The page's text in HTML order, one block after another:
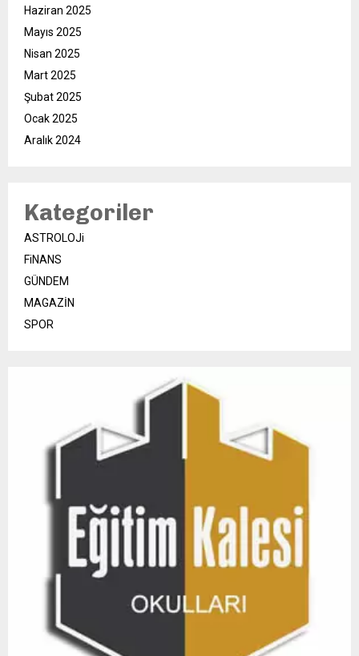
Haziran 2025
Mayıs 2025
Nisan 2025
Mart 2025
Şubat 2025
Ocak 2025
Aralık 2024
Kategoriler
ASTROLOJi
FiNANS
GÜNDEM
MAGAZİN
SPOR